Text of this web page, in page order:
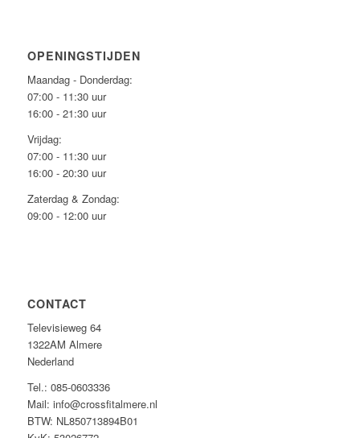
OPENINGSTIJDEN
Maandag - Donderdag:
07:00 - 11:30 uur
16:00 - 21:30 uur
Vrijdag:
07:00 - 11:30 uur
16:00 - 20:30 uur
Zaterdag & Zondag:
09:00 - 12:00 uur
CONTACT
Televisieweg 64
1322AM Almere
Nederland
Tel.: 085-0603336
Mail: info@crossfitalmere.nl
BTW: NL850713894B01